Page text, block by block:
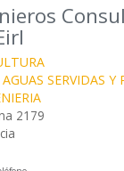
SERVIDAS Y
2179